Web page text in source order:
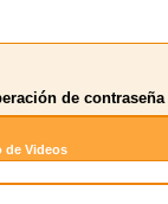
de contraseña
de Videos